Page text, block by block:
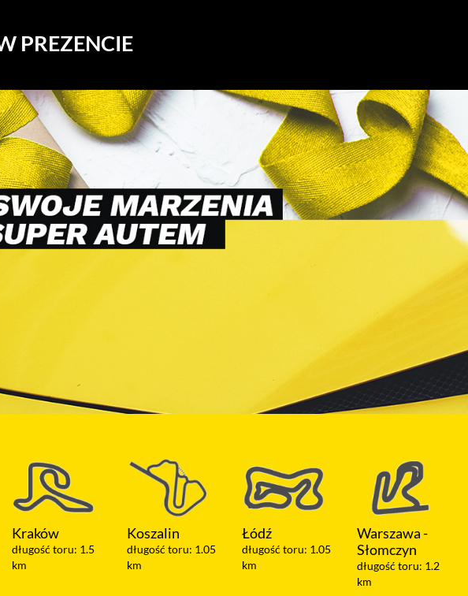
PREZENCIE
Koszalin
długość toru: 1.05
km
Łódź
długość toru: 1.05
km
Warszawa -
Słomczyn
długość toru: 1.2
Olsztyn
długość toru: 2 km